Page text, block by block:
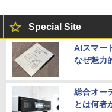
Special Site
AIスマー
なぜ魅力
総合オー
とは何者